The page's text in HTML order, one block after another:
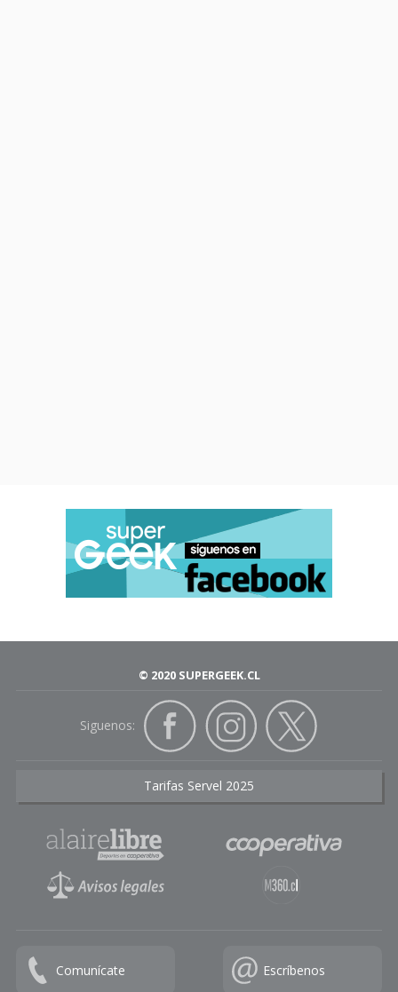
© 2020 SUPERGEEK.CL
Siguenos:
Tarifas Servel 2025
Comunícate Escríbenos